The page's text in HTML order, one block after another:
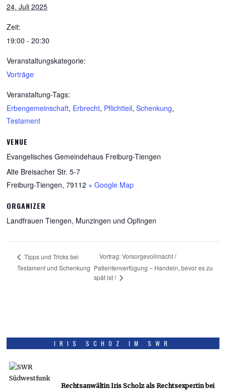
24. Juli 2025
Zeit:
19:00 - 20:30
Veranstaltungskategorie:
Vorträge
Veranstaltung-Tags:
Erbengemeinschaft, Erbrecht, Pflichtteil,Schenkung,
Testament
VENUE
Evangelisches Gemeindehaus Freiburg-Tiengen
Alte Breisacher Str. 5-7
Freiburg-Tiengen, 79112 + Google Map
ORGANIZER
Landfrauen Tiengen, Munzingen und Opfingen
Tipps und Tricks bei
Testament und Schenkung
Vortrag: Vorsorgevollmacht /
Patientenverfügung – Handeln, bevor es zu
spät ist !
IRIS SCHOZ IM SWR
Rechtsanwältin Iris Scholz als Rechtsexpertin bei